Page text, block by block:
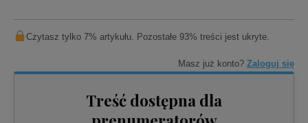
Czytasz tylko 7% artykułu. Pozostałe 93% treści jest ukryte.
Masz już konto? Zaloguj się
Treść dostępna dla